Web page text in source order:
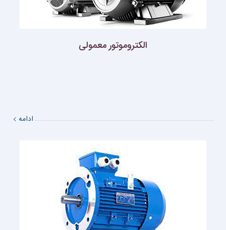
الكتروموتور معمولى
ادامه